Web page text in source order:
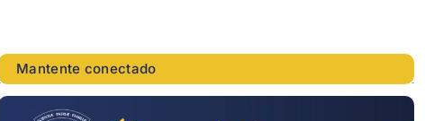
Mantente conectado